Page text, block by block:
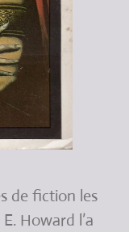
de fiction les
Howard l’a